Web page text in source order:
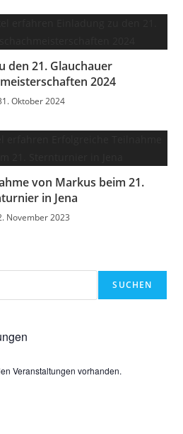
den 21. Glauchauer
2024
Oktober 2024
von Markus beim 21.
in Jena
November 2023
SUCHEN
Veranstaltungen vorhanden.